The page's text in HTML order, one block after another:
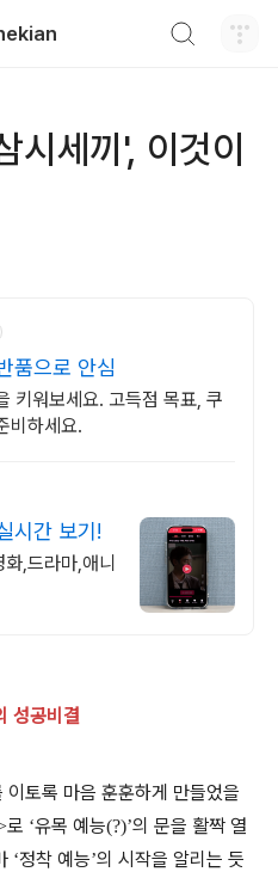
시세끼', 이것이
품으로 안심
키워보세요. 고득점 목표, 쿠
비하세요.
시간 보기!
,드라마,애니
성공비결
토록 마음 훈훈하게 만들었을
로 ‘유목 예능(?)’의 문을 활짝 열
‘정착 예능’의 시작을 알리는 듯